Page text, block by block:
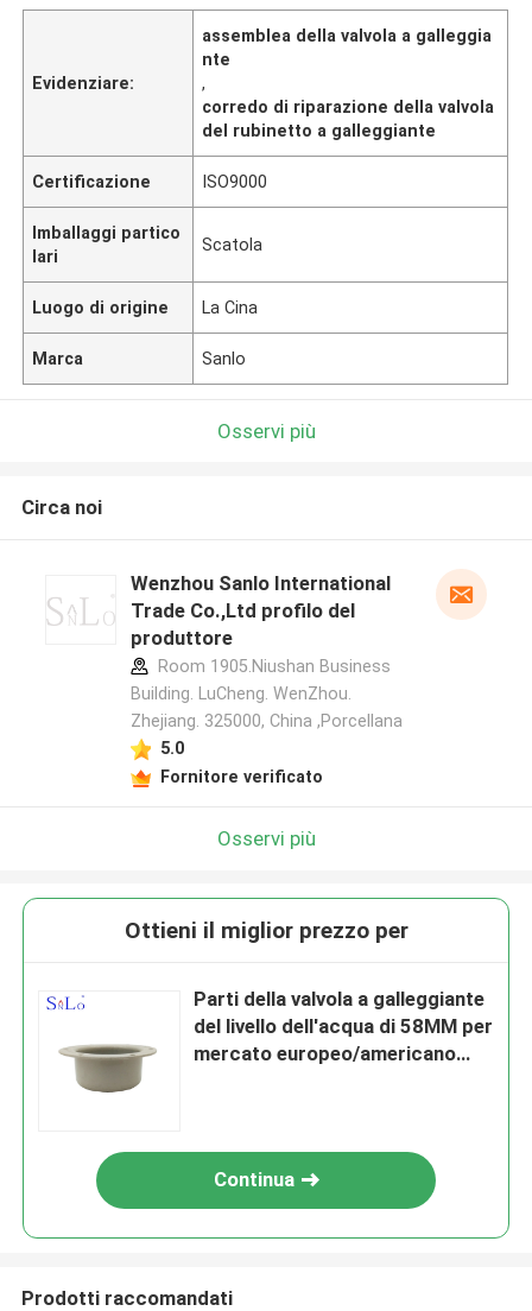
Evidenziare:
assemblea della valvola a galleggia
nte
,
corredo di riparazione della valvola
del rubinetto a galleggiante
Certificazione ISO9000
Imballaggi partico
lari
Scatola
Luogo di origine La Cina
Marca Sanlo
Osservi più
Circa noi
Wenzhou Sanlo International
Trade Co.,Ltd profilo del
produttore
Room 1905.Niushan Business
Building. LuCheng. WenZhou.
Zhejiang. 325000, China ,Porcellana
5.0
Fornitore verificato
Osservi più
Ottieni il miglior prezzo per
Parti della valvola a galleggiante
del livello dell'acqua di 58MM per
mercato europeo/americano
Continua
Prodotti raccomandati